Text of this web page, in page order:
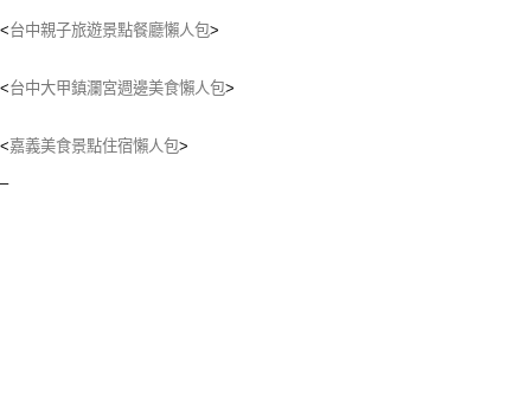
<台中親子旅遊景點餐廳懶人包>
<台中大甲鎮瀾宮週邊美食懶人包>
<嘉義美食景點住宿懶人包>
–